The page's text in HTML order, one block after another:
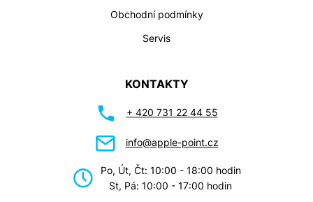
Obchodní podmínky
Servis
KONTAKTY
+ 420 731 22 44 55
info@apple-point.cz
Po, Út, Čt: 10:00 - 18:00 hodin
St, Pá: 10:00 - 17:00 hodin